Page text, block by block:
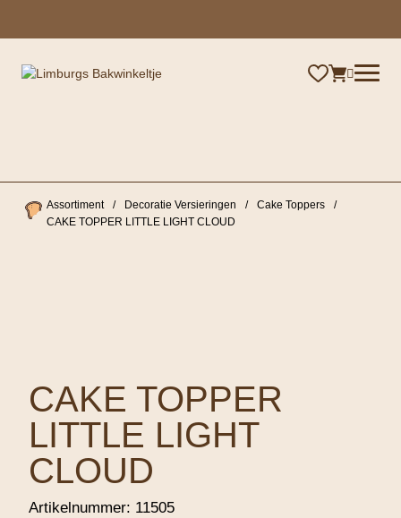
Assortiment / Decoratie Versieringen / Cake Toppers
/
CAKE TOPPER LITTLE LIGHT CLOUD
CAKE TOPPER
LITTLE LIGHT
CLOUD
Artikelnummer: 11505